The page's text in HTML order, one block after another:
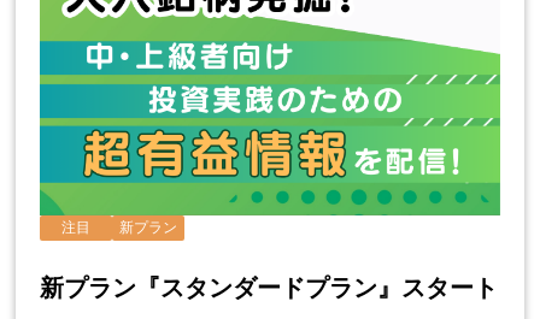
注目 新プラン
新プラン『スタンダードプラン』スタート